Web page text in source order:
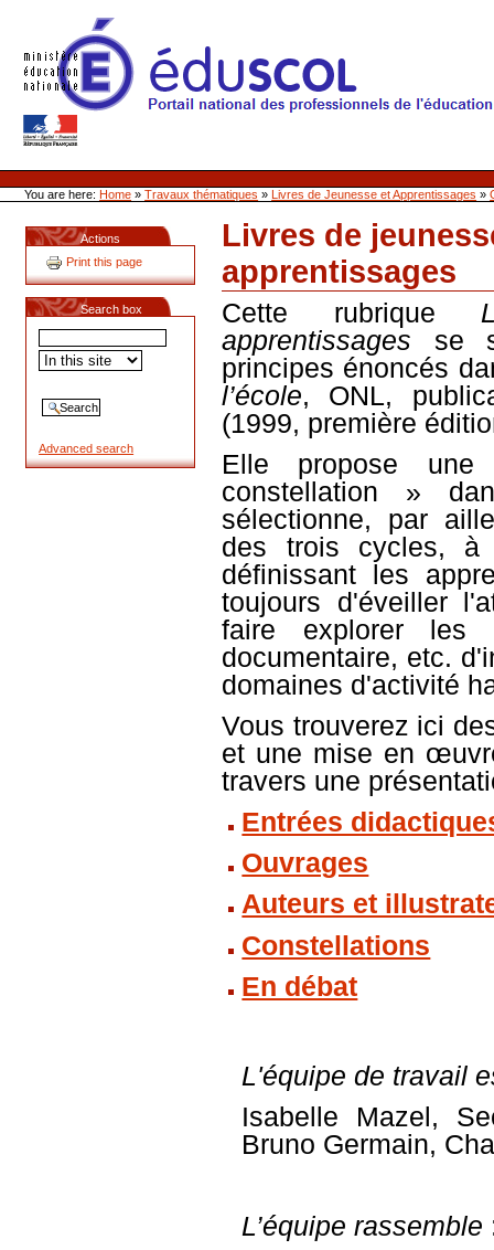
Site Web de l'ONL
Sections
Personal
toolsYou are here:Home » Travaux thématiques »Livres de Jeunesse et Apprentissages »
Actions
Print this page
Search box
Advanced search
Livres de
apprentissages
Document
Actions
Cette rubrique
apprentissages se
principes énoncés
l’école, ONL,
(1999, première
Elle propose
constellation »
sélectionne, par
des trois cycles, à
définissant les
toujours d'éveiller
faire explorer les
documentaire, etc.
domaines d'activité
Vous trouverez ici
et une mise en
travers une
Entrées
Ouvrages
Auteurs et
Constellations
En débat
L'équipe de travail
Isabelle Mazel,
Bruno Germain,
L’équipe rassemble